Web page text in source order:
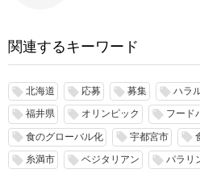
関連するキーワード
local_offer 北海道 local_offer 応募 local_offer 募集 local_offer ハラ
local_offer 福井県 local_offer オリンピック local_offer フード
local_offer 食のグローバル化 local_offer 宇都宮市 local_offer
local_offer 糸満市 local_offer ベジタリアン local_offer パラリ